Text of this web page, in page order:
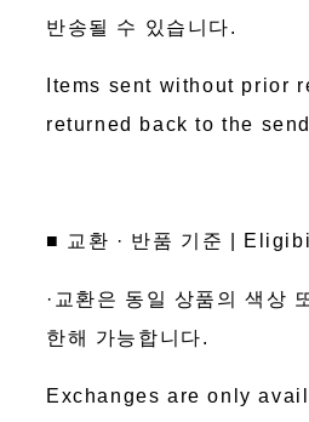
반송될 수 있습니다.
Items sent without prior
returned back to the
■ 교환 · 반품 기준 |
·교환은 동일 상품의 색상
한해 가능합니다.
Exchanges are only